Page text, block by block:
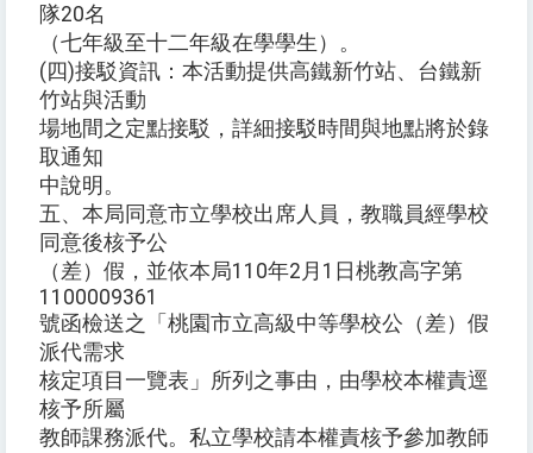
隊20名
（七年級至十二年級在學學生）。
(四)接駁資訊：本活動提供高鐵新竹站、台鐵新
竹站與活動
場地間之定點接駁，詳細接駁時間與地點將於錄
取通知
中說明。
五、本局同意市立學校出席人員，教職員經學校
同意後核予公
（差）假，並依本局110年2月1日桃教高字第
1100009361
號函檢送之「桃園市立高級中等學校公（差）假
派代需求
核定項目一覽表」所列之事由，由學校本權責逕
核予所屬
教師課務派代。私立學校請本權責核予參加教師